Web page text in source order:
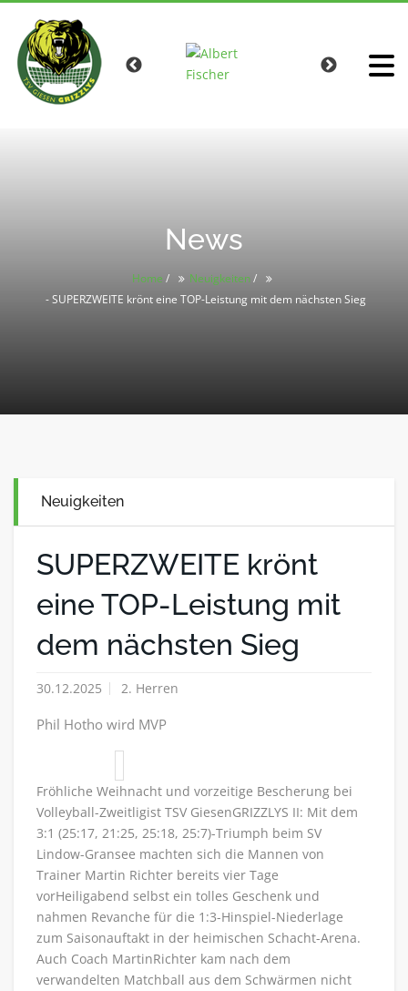
News
Home / Neuigkeiten/
- SUPERZWEITE krönt eine TOP-Leistung mit dem nächsten Sieg
Neuigkeiten
SUPERZWEITE krönt
eine TOP-Leistung mit
dem nächsten Sieg
30.12.2025 2. Herren
Phil Hotho wird MVP
Fröhliche Weihnacht und vorzeitige Bescherung bei
Volleyball-Zweitligist TSV GiesenGRIZZLYS II: Mit dem
3:1 (25:17, 21:25, 25:18, 25:7)-Triumph beim SV
Lindow-Gransee machten sich die Mannen von
Trainer Martin Richter bereits vier Tage
vorHeiligabend selbst ein tolles Geschenk und
nahmen Revanche für die 1:3-Hinspiel-Niederlage
zum Saisonauftakt in der heimischen Schacht-Arena.
Auch Coach MartinRichter kam nach dem
verwandelten Matchball aus dem Schwärmen nicht